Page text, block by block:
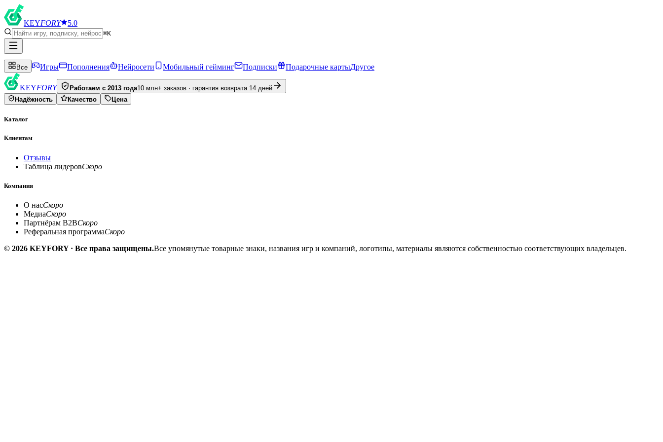
KEYFORY 5.0
⌘K
Все Игры Пополнения Нейросети Мобильный гейминг Подписки Подарочные картыДругое
KEYFORY Работаем с 2013 года10 млн+ заказов · гарантия возврата 14 дней
Надёжность
Качество Цена
Каталог
Клиентам
Отзывы
Таблица лидеровСкоро
Компания
О насСкоро
МедиаСкоро
Партнёрам B2BСкоро
Реферальная программаСкоро
© 2026 KEYFORY · Все права защищены.Все упомянутые товарные знаки, названия игр и компаний, логотипы, материалы являются собственностью соответствующих владельцев.